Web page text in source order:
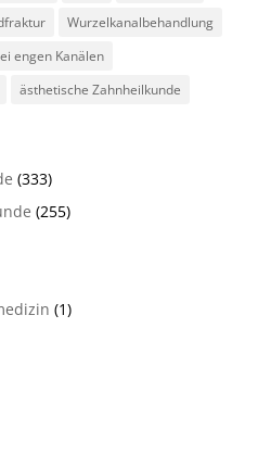
Wurzelkanalbehandlung
engen Kanälen
ästhetische Zahnheilkunde
(333)
(255)
(1)